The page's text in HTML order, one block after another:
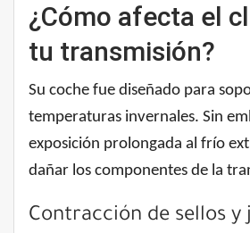
¿Cómo afecta el
tu transmisión?
Su coche fue diseñado para
temperaturas invernales. Sin
exposición prolongada al frío
dañar los componentes de la
Contracción de sellos y